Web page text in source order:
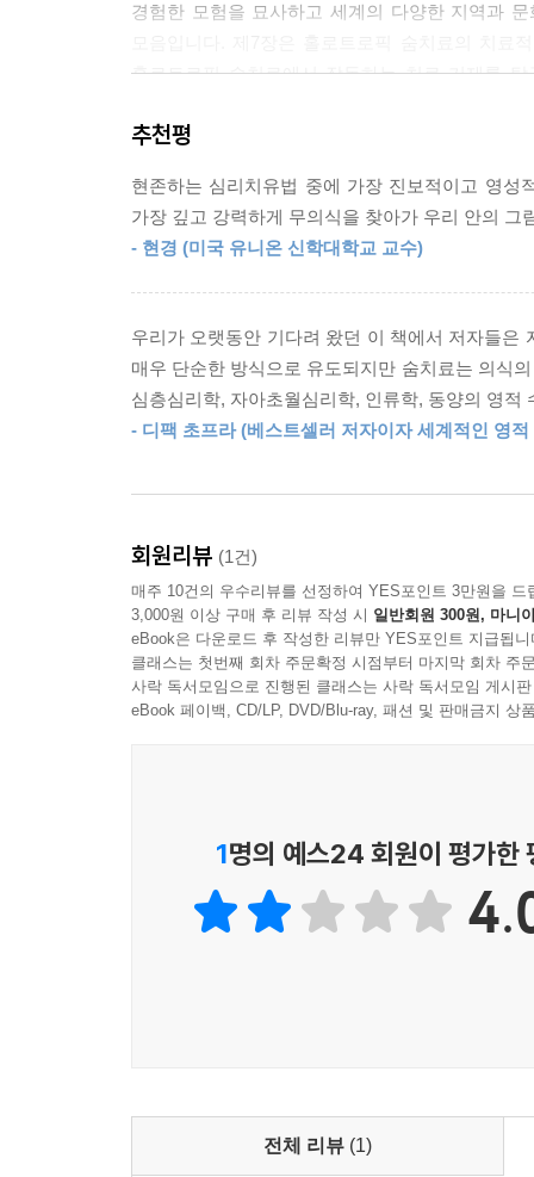
2. 홀로트로픽 숨치료 및 학문 공동체
4. 홀로트로픽 의식상태와 현재의 지구적 위기
부록 1 홀로트로픽 숨치료 회기에서의 특별한 상황
부록 2 홀로트로픽 숨치료와 여타의 호흡기법
부록 3 스타니슬라프 그로프 박사의 전기
참고문헌
찾아보기
경험한 모험을 묘사하고 세계의 다양한 지역과
홀로트로픽 숨치료에서 작동하는 치료 기제를
추천평
현존하는 심리치유법 중에 가장 진보적이고 영
가장 깊고 강력하게 무의식을 찾아가 우리 안의
- 현경 (미국 유니온 신학대학교 교수)
우리가 오랫동안 기다려 왔던 이 책에서 저자들은
매우 단순한 방식으로 유도되지만 숨치료는 의식
심층심리학, 자아초월심리학, 인류학, 동양의 영적
- 디팩 초프라 (베스트셀러 저자이자 세계적인 영적
회원리뷰 (1건)
매주 10건의 우수리뷰를 선정하여 YES포인트 3만원을 드
3,000원 이상 구매 후 리뷰 작성 시 일반회원 300원, 마니
eBook은 다운로드 후 작성한 리뷰만 YES포인트 지급됩니
클래스는 첫번째 회차 주문확정 시점부터 마지막 회차 주
사락 독서모임으로 진행된 클래스는 사락 독서모임 게시
eBook 페이백, CD/LP, DVD/Blu-ray, 패션 및 판매금지 상
1명의 예스24 회원이 평가한
전체 리뷰 (1)